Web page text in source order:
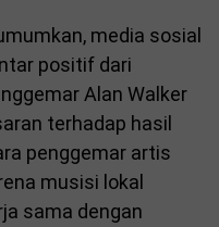
media sosial
positif dari
Alan Walker
terhadap hasil
penggemar artis
musisi lokal
sama dengan